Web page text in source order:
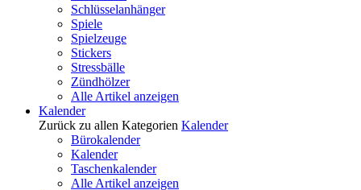
Schlüsselanhänger
Spiele
Spielzeuge
Stickers
Stressbälle
Zündhölzer
Alle Artikel anzeigen
Kalender
Zurück zu allen Kategorien Kalender
Bürokalender
Kalender
Taschenkalender
Alle Artikel anzeigen